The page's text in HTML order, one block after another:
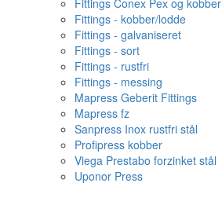
Fittings Conex Pex og kobber
Fittings - kobber/lodde
Fittings - galvaniseret
Fittings - sort
Fittings - rustfri
Fittings - messing
Mapress Geberit Fittings
Mapress fz
Sanpress Inox rustfri stål
Profipress kobber
Viega Prestabo forzinket stål
Uponor Press